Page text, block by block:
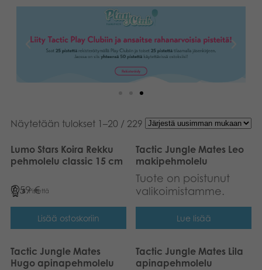
Näytetään tulokset 1–20 / 229
Lumo Stars Koira Rekku
pehmolelu classic 15 cm
7,59€
8 Pistettä
Lisää ostoskoriin
Tactic Jungle Mates Leo
makipehmolelu
Tuote on poistunut
valikoimistamme.
Lue lisää
Tactic Jungle Mates
Hugo apinapehmolelu
Tactic Jungle Mates Lila
apinapehmolelu